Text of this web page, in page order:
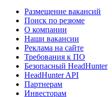
Размещение вакансий
Поиск по резюме
О компании
Наши вакансии
Реклама на сайте
Требования к ПО
Безопасный HeadHunter
HeadHunter API
Партнерам
Инвесторам